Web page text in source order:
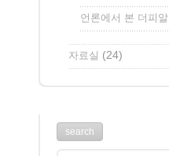
언론에서 본 더피알
자료실 (24)